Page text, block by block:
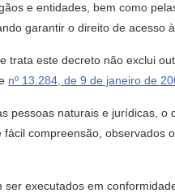
e entidades, bem como
garantir o direito de acesso
este decreto não exclui
nº 13.284, de 9 de janeiro de
pessoas naturais e jurídicas,
compreensão,
executados em